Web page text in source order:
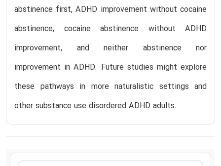
abstinence first, ADHD improvement without cocaine
abstinence, cocaine abstinence without ADHD
improvement, and neither abstinence nor
improvement in ADHD. Future studies might explore
these pathways in more naturalistic settings and
other substance use disordered ADHD adults.